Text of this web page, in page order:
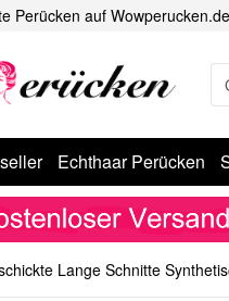
Perücken auf
Echthaar Perücken
Lange Schnitte